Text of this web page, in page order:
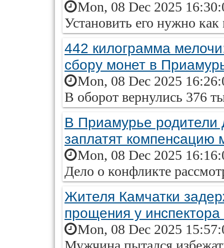
Mon, 08 Dec 2025
Установить его нужно
442 килограмма
сбору монет в
Mon, 08 Dec 2025
В оборот вернулись 376
В Приамурье родители
заплатят компенсацию
Mon, 08 Dec 2025
Дело о конфликте
Жителя Камчатки
прощения у
Mon, 08 Dec 2025